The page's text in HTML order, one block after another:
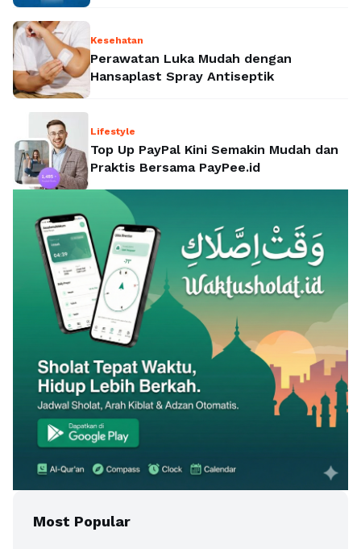
Kesehatan
Perawatan Luka Mudah dengan
Hansaplast Spray Antiseptik
Lifestyle
Top Up PayPal Kini Semakin Mudah dan
Praktis Bersama PayPee.id
Most Popular